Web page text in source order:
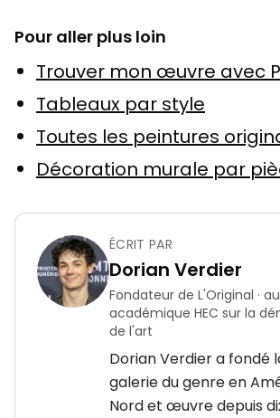
Pour aller plus loin
Trouver mon œuvre avec
Tableaux par style
Toutes les peintures
Décoration murale par
ÉCRIT PAR
Dorian Verdier
Fondateur de L'Original ·
académique HEC sur la
de l'art
Dorian Verdier a fondé
galerie du genre en
Nord et œuvre depuis